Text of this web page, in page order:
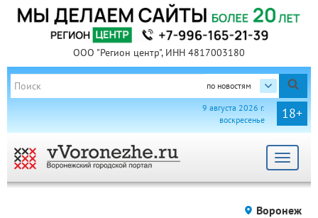
ООО "Регион центр", ИНН 4817003180
по новостям
18+
9 августа 2026 г.
воскресенье
Toggle
Воронеж